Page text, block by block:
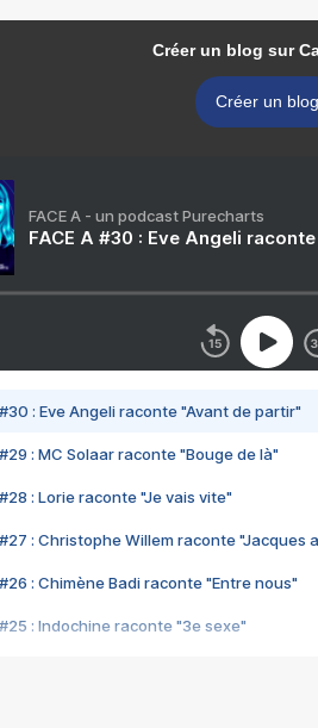
Créer un blog sur
Créer un blog
FACE A - un podcast Purecharts
FACE A #30 : Eve Angeli
#30 : Eve Angeli raconte "Avant de partir"
#29 : MC Solaar raconte "Bouge de là"
#28 : Lorie raconte "Je vais vite"
#27 : Christophe Willem raconte "Jacques
#26 : Chimène Badi raconte "Entre nous"
#25 : Indochine raconte "3e sexe"